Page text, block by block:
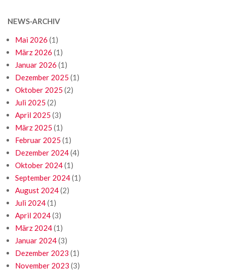
NEWS-ARCHIV
Mai 2026 (1)
März 2026 (1)
Januar 2026 (1)
Dezember 2025 (1)
Oktober 2025 (2)
Juli 2025 (2)
April 2025 (3)
März 2025 (1)
Februar 2025 (1)
Dezember 2024(4)
Oktober 2024(1)
September 2024(1)
August 2024(2)
Juli 2024(1)
April 2024(3)
März 2024(1)
Januar 2024(3)
Dezember 2023 (1)
November 2023 (3)